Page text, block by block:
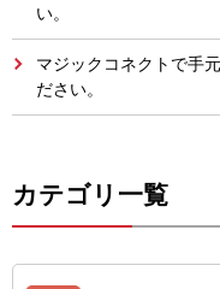
い。
マジックコネクトで手
ださい。
カテゴリ一覧